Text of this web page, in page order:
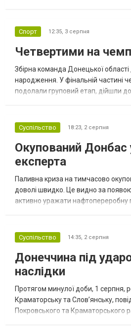
Спорт 12:35, 3 серпня
Четвертими на
Збірна команда Донецької
народження. У фінальній частині
подолали груповий етап, дійшли
Суспільство 18:23, 2 серпня
Окупований Донбас
експерта
Паливна криза на тимчасово
доволі швидко. Це видно за
активно уражати нафтопереробну
Суспільство 14:35, 2 серпня
Донеччина під
наслідки
Протягом минулої доби, 1 серпня,
Краматорську та Слов’янську,
Покровського та Краматорського